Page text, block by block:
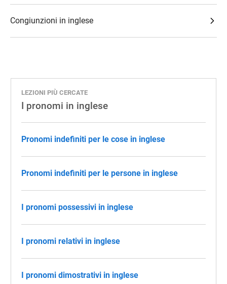
Congiunzioni in inglese
LEZIONI PIÙ CERCATE
I pronomi in inglese
Pronomi indefiniti per le cose in inglese
Pronomi indefiniti per le persone in inglese
I pronomi possessivi in inglese
I pronomi relativi in inglese
I pronomi dimostrativi in inglese